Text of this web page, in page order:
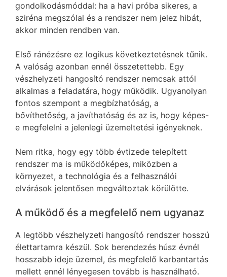
gondolkodásmóddal: ha a havi próba sikeres, a
sziréna megszólal és a rendszer nem jelez hibát,
akkor minden rendben van.
Első ránézésre ez logikus következtetésnek tűnik.
A valóság azonban ennél összetettebb. Egy
vészhelyzeti hangosító rendszer nemcsak attól
alkalmas a feladatára, hogy működik. Ugyanolyan
fontos szempont a megbízhatóság, a
bővíthetőség, a javíthatóság és az is, hogy képes-
e megfelelni a jelenlegi üzemeltetési igényeknek.
Nem ritka, hogy egy több évtizede telepített
rendszer ma is működőképes, miközben a
környezet, a technológia és a felhasználói
elvárások jelentősen megváltoztak körülötte.
A működő és a megfelelő nem ugyanaz
A legtöbb vészhelyzeti hangosító rendszer hosszú
élettartamra készül. Sok berendezés húsz évnél
hosszabb ideje üzemel, és megfelelő karbantartás
mellett ennél lényegesen tovább is használható.